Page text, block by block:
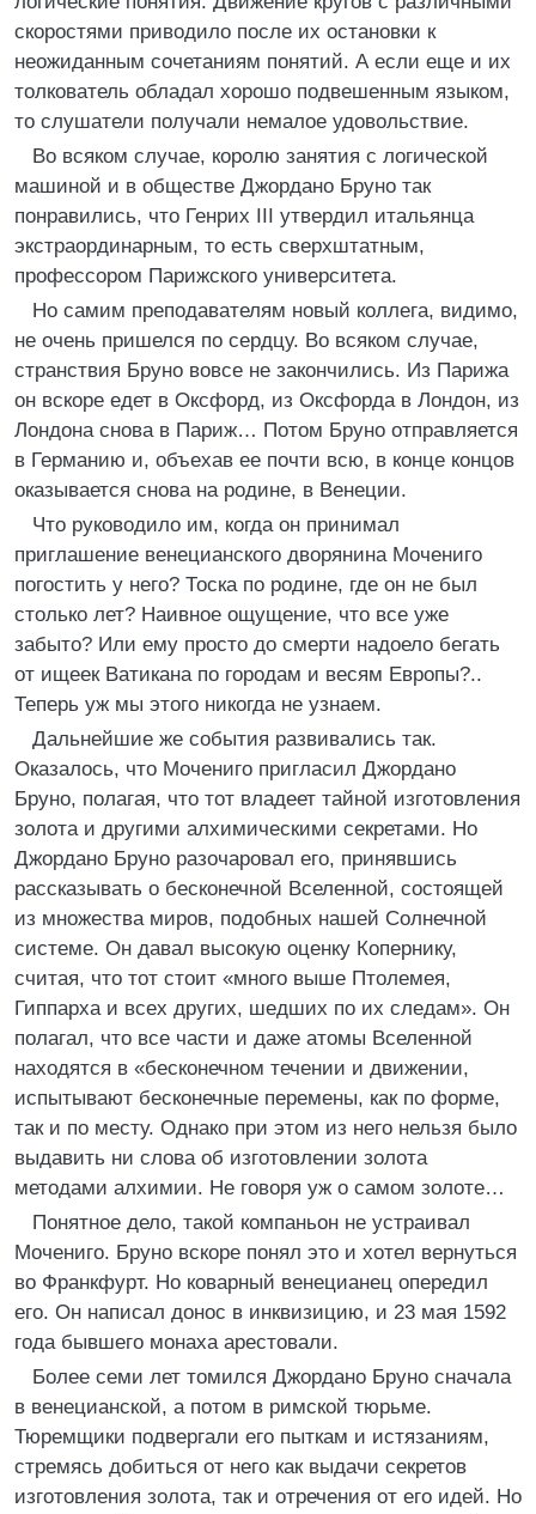
скоростями приводило после их остановки к
неожиданным сочетаниям понятий. А если еще и их
толкователь обладал хорошо подвешенным языком,
то слушатели получали немалое удовольствие.
Во всяком случае, королю занятия с логической
машиной и в обществе Джордано Бруно так
понравились, что Генрих III утвердил итальянца
экстраординарным, то есть сверхштатным,
профессором Парижского университета.
Но самим преподавателям новый коллега, видимо,
не очень пришелся по сердцу. Во всяком случае,
странствия Бруно вовсе не закончились. Из Парижа
он вскоре едет в Оксфорд, из Оксфорда в Лондон, из
Лондона снова в Париж… Потом Бруно отправляется
в Германию и, объехав ее почти всю, в конце концов
оказывается снова на родине, в Венеции.
Что руководило им, когда он принимал
приглашение венецианского дворянина Мочениго
погостить у него? Тоска по родине, где он не был
столько лет? Наивное ощущение, что все уже
забыто? Или ему просто до смерти надоело бегать
от ищеек Ватикана по городам и весям Европы?..
Теперь уж мы этого никогда не узнаем.
Дальнейшие же события развивались так.
Оказалось, что Мочениго пригласил Джордано
Бруно, полагая, что тот владеет тайной изготовления
золота и другими алхимическими секретами. Но
Джордано Бруно разочаровал его, принявшись
рассказывать о бесконечной Вселенной, состоящей
из множества миров, подобных нашей Солнечной
системе. Он давал высокую оценку Копернику,
считая, что тот стоит «много выше Птолемея,
Гиппарха и всех других, шедших по их следам». Он
полагал, что все части и даже атомы Вселенной
находятся в «бесконечном течении и движении,
испытывают бесконечные перемены, как по форме,
так и по месту. Однако при этом из него нельзя было
выдавить ни слова об изготовлении золота
методами алхимии. Не говоря уж о самом золоте…
Понятное дело, такой компаньон не устраивал
Мочениго. Бруно вскоре понял это и хотел вернуться
во Франкфурт. Но коварный венецианец опередил
его. Он написал донос в инквизицию, и 23 мая 1592
года бывшего монаха арестовали.
Более семи лет томился Джордано Бруно сначала
в венецианской, а потом в римской тюрьме.
Тюремщики подвергали его пыткам и истязаниям,
стремясь добиться от него как выдачи секретов
изготовления золота, так и отречения от его идей. Но